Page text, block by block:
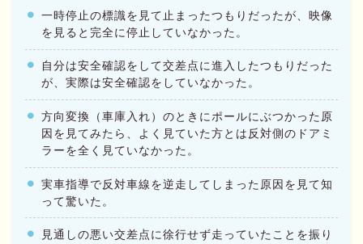
一時停止の標識を見て止まったつもりだったが、映像
を見ると完全に停止していなかった。
自分は安全確認をして交差点に進入したつもりだった
が、実際は安全確認をしていなかった。
方向変換（車庫入れ）のときにポールにぶつかった原
因を見てみたら、よく見ていた方とは反対側のドアミ
ラーを全く見ていなかった。
実車指導で反対車線を逆走してしまった原因を見て知
って驚いた。
見通しの悪い交差点に徐行せず走っていたことを振り
ホーム
プロフィール
お問い合わせページ